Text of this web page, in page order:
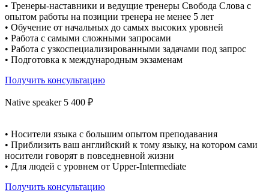
• Тренеры-наставники и ведущие тренеры Свобода Слова с
опытом работы на позиции тренера не менее 5 лет
• Обучение от начальных до самых высоких уровней
• Работа с самыми сложными запросами
• Работа с узкоспециализированными задачами под запрос
• Подготовка к международным экзаменам
Получить консультацию
Native speaker 5 400 ₽
• Носители языка с большим опытом преподавания
• Приблизить ваш английский к тому языку, на котором сами
носители говорят в повседневной жизни
• Для людей с уровнем от Upper-Intermediate
Получить консультацию